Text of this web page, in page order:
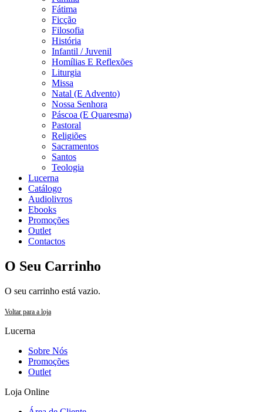
Fátima
Ficção
Filosofia
História
Infantil / Juvenil
Homílias E Reflexões
Liturgia
Missa
Natal (E Advento)
Nossa Senhora
Páscoa (E Quaresma)
Pastoral
Religiões
Sacramentos
Santos
Teologia
Lucerna
Catálogo
Audiolivros
Ebooks
Promoções
Outlet
Contactos
O Seu Carrinho
O seu carrinho está vazio.
Voltar para a loja
Lucerna
Sobre Nós
Promoções
Outlet
Loja Online